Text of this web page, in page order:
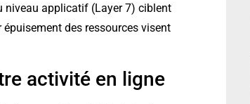
niveau applicatif (Layer 7) ciblent
des ressources visent
activité en ligne